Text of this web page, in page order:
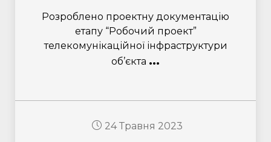
Розроблено проектну документацію
етапу “Робочий проект”
телекомунікаційної інфраструктури
об’єкта ...
24 Травня 2023